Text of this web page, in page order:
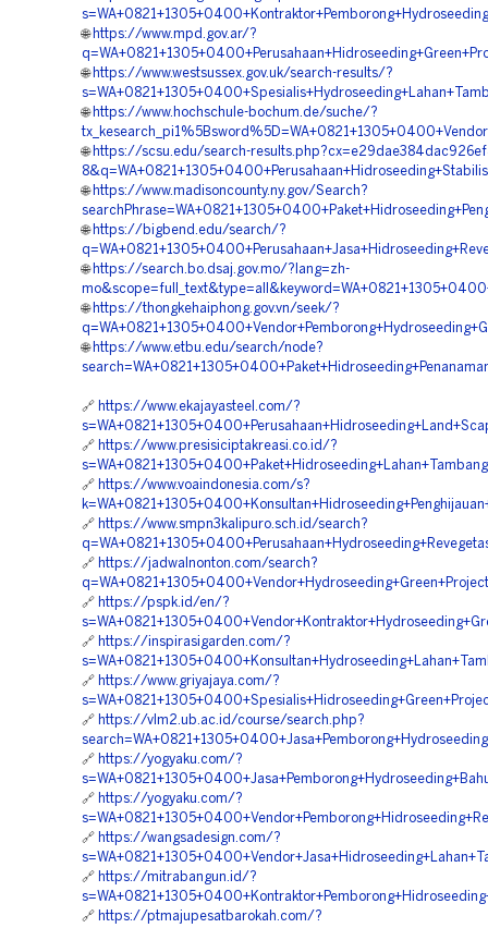
🌐 https://www.mpd.gov.ar/?
🌐 https://www.westsussex.gov.uk/search-results/?
🌐 https://www.hochschule-bochum.de/suche/?
🌐 https://scsu.edu/search-
🌐 https://www.madisoncounty.ny.gov/Search?
🌐 https://bigbend.edu/search/?
🌐 https://search.bo.dsaj.gov.mo/?lang=zh-
🌐 https://thongkehaiphong.gov.vn/seek/?
🌐 https://www.etbu.edu/search/node?
🔗 https://www.ekajayasteel.com/?
🔗 https://www.presisiciptakreasi.co.id/?
🔗 https://www.voaindonesia.com/s?
🔗 https://www.smpn3kalipuro.sch.id/search?
🔗 https://jadwalnonton.com/search?
🔗 https://pspk.id/en/?
🔗 https://inspirasigarden.com/?
🔗 https://www.griyajaya.com/?
🔗 https://vlm2.ub.ac.id/course/search.php?
🔗 https://yogyaku.com/?
🔗 https://yogyaku.com/?
🔗 https://wangsadesign.com/?
🔗 https://mitrabangun.id/?
🔗 https://ptmajupesatbarokah.com/?